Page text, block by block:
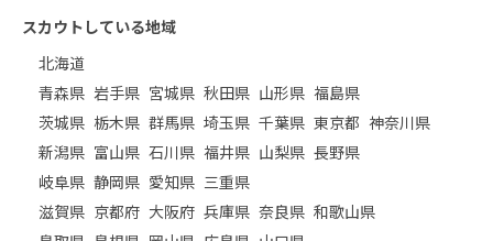
スカウトしている地域
北海道
青森県 岩手県 宮城県 秋田県 山形県 福島県
茨城県 栃木県 群馬県 埼玉県 千葉県 東京都 神奈川県
新潟県 富山県 石川県 福井県 山梨県 長野県
岐阜県 静岡県 愛知県 三重県
滋賀県 京都府 大阪府 兵庫県 奈良県 和歌山県